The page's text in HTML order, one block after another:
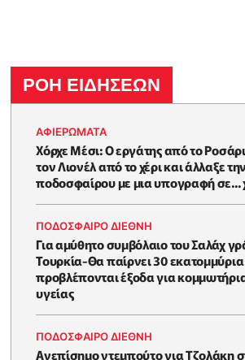
ΡΟΗ ΕΙΔΗΣΕΩΝ
ΑΦΙΕΡΩΜΑΤΑ
Χόρχε Μέσι: Ο εργάτης από το
τον Λιονέλ από το χέρι και άλλαξε
ποδοσφαίρου με μια υπογραφή σε...
ΠΟΔΟΣΦΑΙΡΟ ΔΙΕΘΝΗ
Για αμύθητο συμβόλαιο του Σαλάχ
Τουρκία-Θα παίρνει 30
προβλέπονται έξοδα για
υγείας
ΠΟΔΟΣΦΑΙΡΟ ΔΙΕΘΝΗ
Ανεπίσημο ντεμπούτο για Τζολάκη